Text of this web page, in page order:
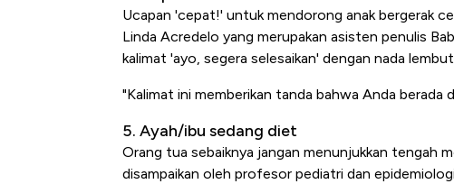
Ucapan 'cepat!' untuk mendorong anak bergerak
Linda Acredelo yang merupakan asisten penulis
kalimat 'ayo, segera selesaikan' dengan nada
"Kalimat ini memberikan tanda bahwa Anda berada
5. Ayah/ibu sedang diet
Orang tua sebaiknya jangan menunjukkan tengah
disampaikan oleh profesor pediatri dan